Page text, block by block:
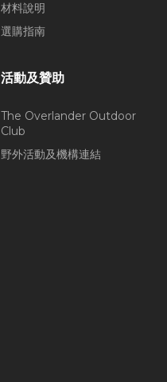
材料說明
選購指南
活動及贊助
The Overlander Outdoor
Club
野外活動及機構連結